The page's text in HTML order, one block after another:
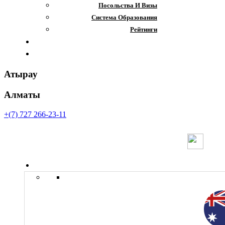
Посольства И Визы
Система Образования
Рейтинги
Атырау
Алматы
+(7) 727 266-23-11